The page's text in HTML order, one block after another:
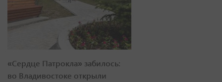
«Сердце Патрокла» забилось:
во Владивостоке открыли